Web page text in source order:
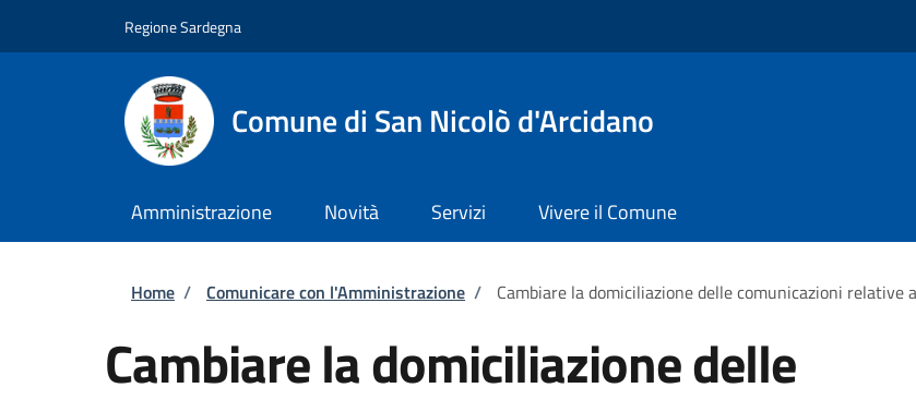
Regione Sardegna
Comune di San Nicolò d'Arcidano
Amministrazione Novità Servizi Vivere il Comune
Briciole di pane
Home / Comunicare con l'Amministrazione / Cambiare la domiciliazione delle comunicazioni relative
Cambiare la domiciliazione delle